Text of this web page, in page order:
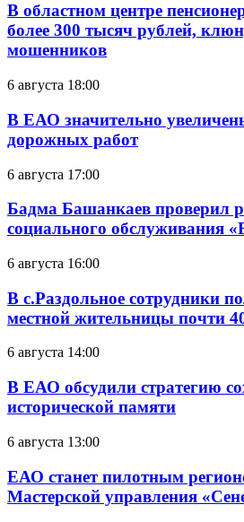
В областном центре
более 300 тысяч рублей,
мошенников
6 августа 18:00
В ЕАО значительно
дорожных работ
6 августа 17:00
Бадма Башанкаев проверил
социального обслуживания
6 августа 16:00
В с.Раздольное сотрудники
местной жительницы почти
6 августа 14:00
В ЕАО обсудили стратегию
исторической памяти
6 августа 13:00
ЕАО станет пилотным
Мастерской управления